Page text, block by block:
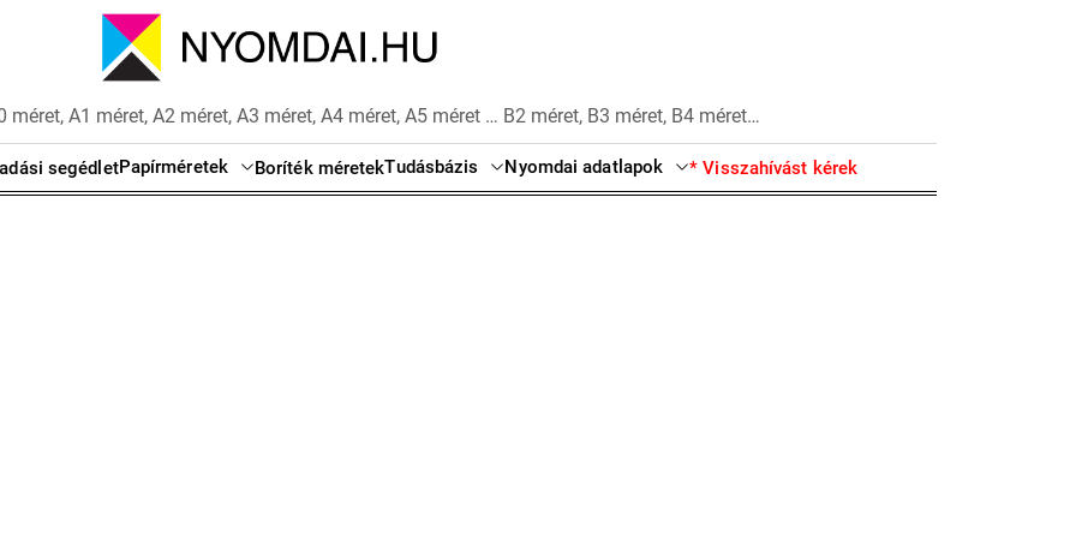
méret, A1 méret, A2 méret, A3 méret, A4 méret, A5 méret … B2 méret, B3 méret, B4 méret…
segédletPapírméretek Boríték méretekTudásbázis Nyomdai adatlapok * Visszahívást kérek